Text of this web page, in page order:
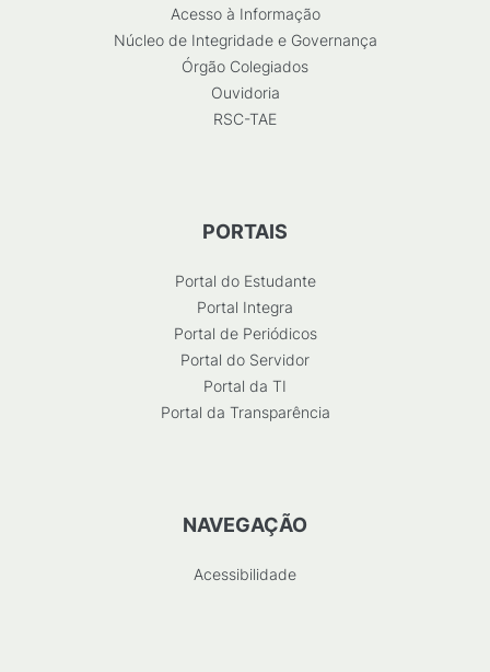
Acesso à Informação
Núcleo de Integridade e Governança
Órgão Colegiados
Ouvidoria
RSC-TAE
PORTAIS
Portal do Estudante
Portal Integra
Portal de Periódicos
Portal do Servidor
Portal da TI
Portal da Transparência
NAVEGAÇÃO
Acessibilidade